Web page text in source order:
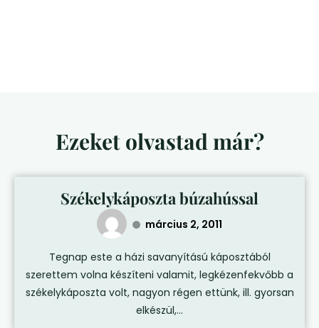
Ezeket olvastad már?
Székelykáposzta búzahússal
március 2, 2011
Tegnap este a házi savanyítású káposztából
szerettem volna készíteni valamit, legkézenfekvőbb a
székelykáposzta volt, nagyon régen ettünk, ill. gyorsan
elkészül,...